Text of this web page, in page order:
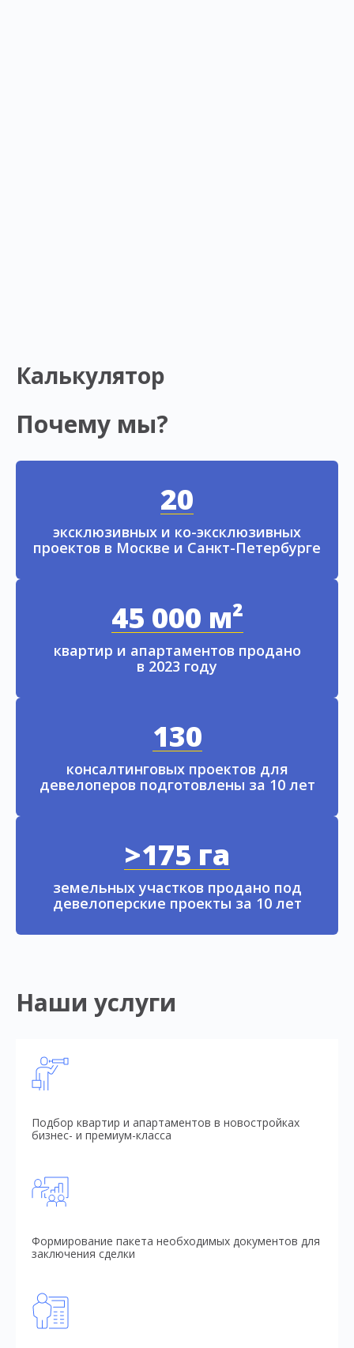
Калькулятор
Почему мы?
20
эксклюзивных и ко-эксклюзивных
проектов в Москве и Санкт-Петербурге
45 000 м²
квартир и апартаментов продано
в 2023 году
130
консалтинговых проектов для
девелоперов подготовлены за 10 лет
>175 га
земельных участков продано под
девелоперские проекты за 10 лет
Наши услуги
Подбор квартир и апартаментов в новостройках
бизнес- и премиум-класса
Формирование пакета необходимых документов для
заключения сделки